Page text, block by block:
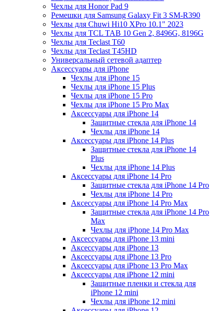
Чехлы для Honor Pad 9
Ремешки для Samsung Galaxy Fit 3 SM-R390
Чехлы для Chuwi Hi10 XPro 10.1" 2023
Чехлы для TCL TAB 10 Gen 2, 8496G, 8196G
Чехлы для Teclast T60
Чехлы для Teclast T45HD
Универсальный сетевой адаптер
Аксессуары для iPhone
Чехлы для iPhone 15
Чехлы для iPhone 15 Plus
Чехлы для iPhone 15 Pro
Чехлы для iPhone 15 Pro Max
Аксессуары для iPhone 14
Защитные стекла для iPhone 14
Чехлы для iPhone 14
Аксессуары для iPhone 14 Plus
Защитные стекла для iPhone 14
Plus
Чехлы для iPhone 14 Plus
Аксессуары для iPhone 14 Pro
Защитные стекла для iPhone 14 Pro
Чехлы для iPhone 14 Pro
Аксессуары для iPhone 14 Pro Max
Защитные стекла для iPhone 14 Pro
Max
Чехлы для iPhone 14 Pro Max
Аксессуары для iPhone 13 mini
Аксессуары для iPhone 13
Аксессуары для iPhone 13 Pro
Аксессуары для iPhone 13 Pro Max
Аксессуары для iPhone 12 mini
Защитные пленки и стекла для
iPhone 12 mini
Чехлы для iPhone 12 mini